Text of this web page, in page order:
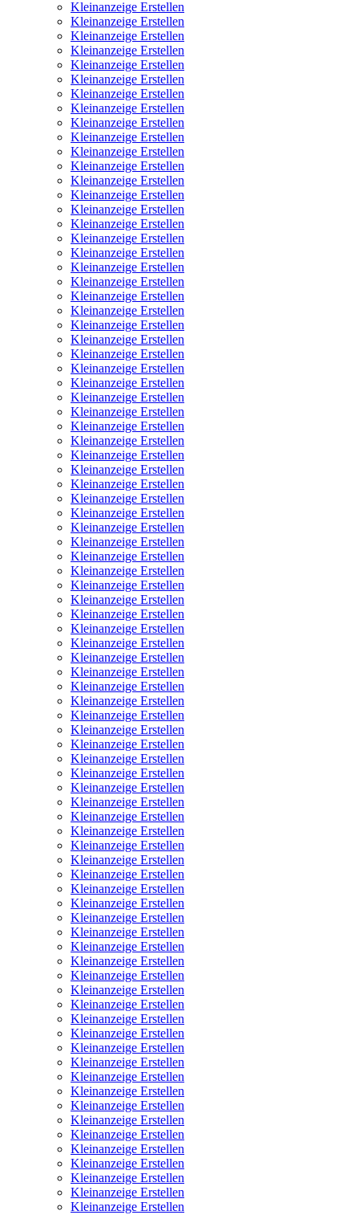
Kleinanzeige Erstellen
Kleinanzeige Erstellen
Kleinanzeige Erstellen
Kleinanzeige Erstellen
Kleinanzeige Erstellen
Kleinanzeige Erstellen
Kleinanzeige Erstellen
Kleinanzeige Erstellen
Kleinanzeige Erstellen
Kleinanzeige Erstellen
Kleinanzeige Erstellen
Kleinanzeige Erstellen
Kleinanzeige Erstellen
Kleinanzeige Erstellen
Kleinanzeige Erstellen
Kleinanzeige Erstellen
Kleinanzeige Erstellen
Kleinanzeige Erstellen
Kleinanzeige Erstellen
Kleinanzeige Erstellen
Kleinanzeige Erstellen
Kleinanzeige Erstellen
Kleinanzeige Erstellen
Kleinanzeige Erstellen
Kleinanzeige Erstellen
Kleinanzeige Erstellen
Kleinanzeige Erstellen
Kleinanzeige Erstellen
Kleinanzeige Erstellen
Kleinanzeige Erstellen
Kleinanzeige Erstellen
Kleinanzeige Erstellen
Kleinanzeige Erstellen
Kleinanzeige Erstellen
Kleinanzeige Erstellen
Kleinanzeige Erstellen
Kleinanzeige Erstellen
Kleinanzeige Erstellen
Kleinanzeige Erstellen
Kleinanzeige Erstellen
Kleinanzeige Erstellen
Kleinanzeige Erstellen
Kleinanzeige Erstellen
Kleinanzeige Erstellen
Kleinanzeige Erstellen
Kleinanzeige Erstellen
Kleinanzeige Erstellen
Kleinanzeige Erstellen
Kleinanzeige Erstellen
Kleinanzeige Erstellen
Kleinanzeige Erstellen
Kleinanzeige Erstellen
Kleinanzeige Erstellen
Kleinanzeige Erstellen
Kleinanzeige Erstellen
Kleinanzeige Erstellen
Kleinanzeige Erstellen
Kleinanzeige Erstellen
Kleinanzeige Erstellen
Kleinanzeige Erstellen
Kleinanzeige Erstellen
Kleinanzeige Erstellen
Kleinanzeige Erstellen
Kleinanzeige Erstellen
Kleinanzeige Erstellen
Kleinanzeige Erstellen
Kleinanzeige Erstellen
Kleinanzeige Erstellen
Kleinanzeige Erstellen
Kleinanzeige Erstellen
Kleinanzeige Erstellen
Kleinanzeige Erstellen
Kleinanzeige Erstellen
Kleinanzeige Erstellen
Kleinanzeige Erstellen
Kleinanzeige Erstellen
Kleinanzeige Erstellen
Kleinanzeige Erstellen
Kleinanzeige Erstellen
Kleinanzeige Erstellen
Kleinanzeige Erstellen
Kleinanzeige Erstellen
Kleinanzeige Erstellen
Kleinanzeige Erstellen